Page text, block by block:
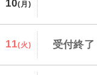
10(月)
11(火) 受付終了